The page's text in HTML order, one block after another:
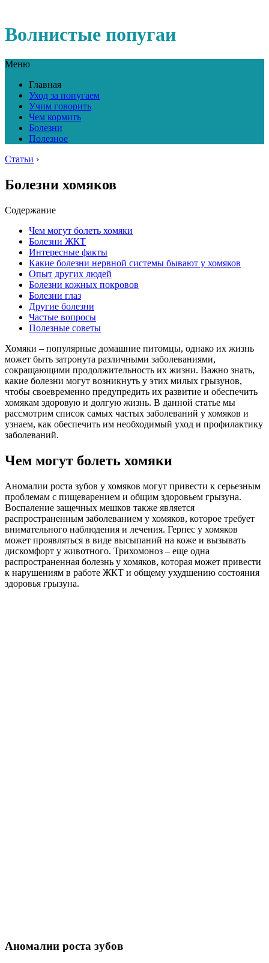
Волнистые попугаи
Меню
Главная
Уход за попугаем
Учим говорить
Чем кормить
Болезни
Полезное
Статьи ›
Болезни хомяков
Содержание
Чем могут болеть хомяки
Болезни ЖКТ
Интересные факты
Какие болезни нервной системы бывают у хомяков
Опыт других людей
Болезни кожных покровов
Болезни глаз
Другие болезни
Частые вопросы
Полезные советы
Хомяки – популярные домашние питомцы, однако их жизнь
может быть затронута различными заболеваниями,
сокращающими продолжительность их жизни. Важно знать,
какие болезни могут возникнуть у этих милых грызунов,
чтобы своевременно предупредить их развитие и обеспечить
хомякам здоровую и долгую жизнь. В данной статье мы
рассмотрим список самых частых заболеваний у хомяков и
узнаем, как обеспечить им необходимый уход и профилактику
заболеваний.
Чем могут болеть хомяки
Аномалии роста зубов у хомяков могут привести к серьезным
проблемам с пищеварением и общим здоровьем грызуна.
Воспаление защечных мешков также является
распространенным заболеванием у хомяков, которое требует
внимательного наблюдения и лечения. Герпес у хомяков
может проявляться в виде высыпаний на коже и вызывать
дискомфорт у животного. Трихомоноз – еще одна
распространенная болезнь у хомяков, которая может привести
к нарушениям в работе ЖКТ и общему ухудшению состояния
здоровья грызуна.
Аномалии роста зубов